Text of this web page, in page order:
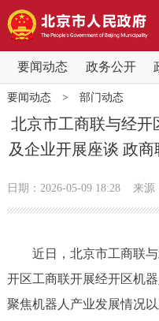
要闻动态 政务公开
要闻动态
党中央精神
北京要闻
市领导
要闻动态> 部门动态
北京市工商联与经开
及企业开展座谈 政
日期：2026-05-09 18:28 来源
近日，北京市工商联与
开区工商联开展经开区机
聚焦机器人产业发展情况